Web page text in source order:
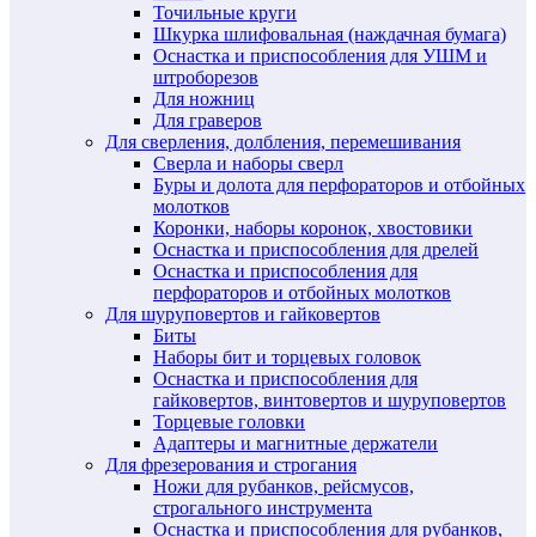
Точильные круги
Шкурка шлифовальная (наждачная бумага)
Оснастка и приспособления для УШМ и
штроборезов
Для ножниц
Для граверов
Для сверления, долбления, перемешивания
Сверла и наборы сверл
Буры и долота для перфораторов и отбойных
молотков
Коронки, наборы коронок, хвостовики
Оснастка и приспособления для дрелей
Оснастка и приспособления для
перфораторов и отбойных молотков
Для шуруповертов и гайковертов
Биты
Наборы бит и торцевых головок
Оснастка и приспособления для
гайковертов, винтовертов и шуруповертов
Торцевые головки
Адаптеры и магнитные держатели
Для фрезерования и строгания
Ножи для рубанков, рейсмусов,
строгального инструмента
Оснастка и приспособления для рубанков,